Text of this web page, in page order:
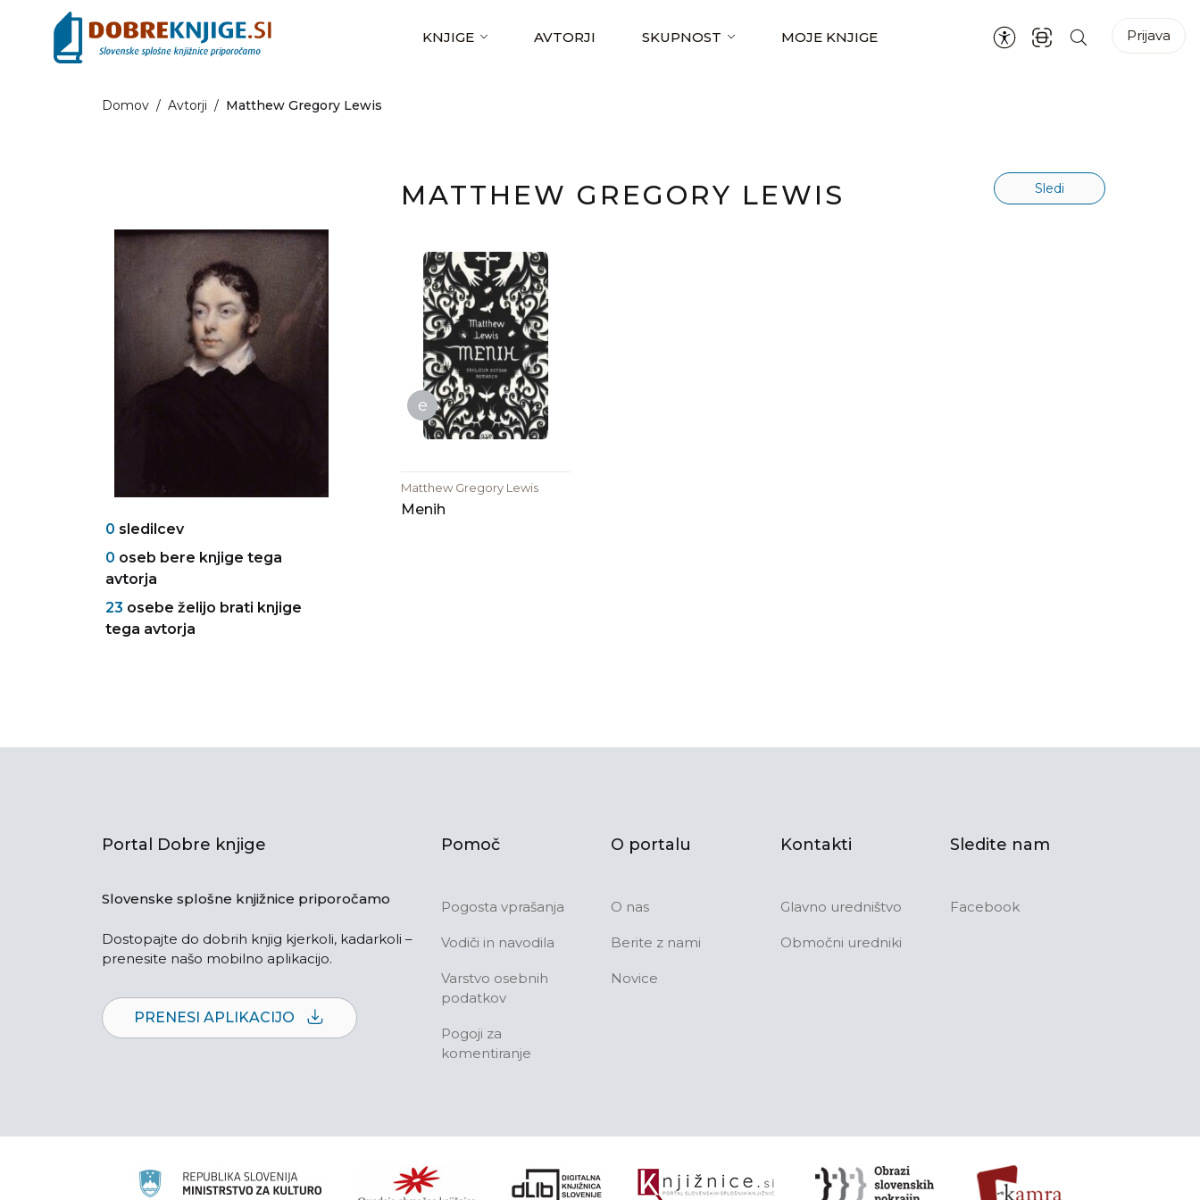
KNJIGE AVTORJI SKUPNOST MOJE KNJIGE Prijava
Domov / Avtorji / Matthew Gregory Lewis
0 sledilcev
0 oseb bere knjige tega
avtorja
23 osebe želijo brati knjige
tega avtorja
MATTHEW GREGORY LEWIS Sledi
e
Matthew Gregory Lewis
Menih
Portal Dobre knjige
Slovenske splošne knjižnice priporočamo
Dostopajte do dobrih knjig kjerkoli, kadarkoli –
prenesite našo mobilno aplikacijo.
PRENESI APLIKACIJO
Pomoč
Pogosta vprašanja
Vodiči in navodila
Varstvo osebnih
podatkov
Pogoji za
komentiranje
O portalu
O nas
Berite z nami
Novice
Kontakti
Glavno uredništvo
Območni uredniki
Sledite nam
Facebook